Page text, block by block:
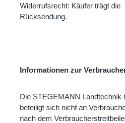
Widerrufsrecht: Käufer trägt die
Rücksendung.
Informationen zur
Die STEGEMANN Landtechnik
beteiligt sich nicht an
nach dem